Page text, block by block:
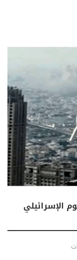
الإسرائيلي